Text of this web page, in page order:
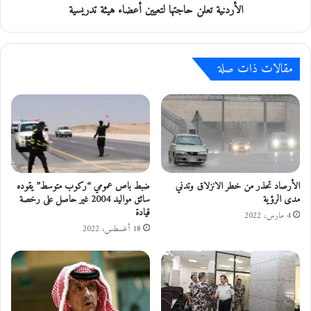
ق
ش
د
ح
ر
ا
ر
ي
ا
ل
م
ج
ت
ع
ي
ي
ن
ض
ا
ء
ه
الأردنية تعلن حاجتها لتعيين أعضاء هيئة تدريسية
مقالات ذات صلة
الأرصاد تحذر من خطر الانزلاق وتدني
مدى الرؤية
4 مارس، 2022
ضبط باص عمومي “ركوب متوسط” يقوده
سائق مواليد 2004 غير حاصل على رخصة
قيادة
18 أغسطس، 2022